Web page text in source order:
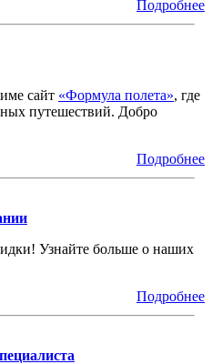
Подробнее
сайт «Формула полета», где
путешествий. Добро
Подробнее
Узнайте больше о наших
Подробнее